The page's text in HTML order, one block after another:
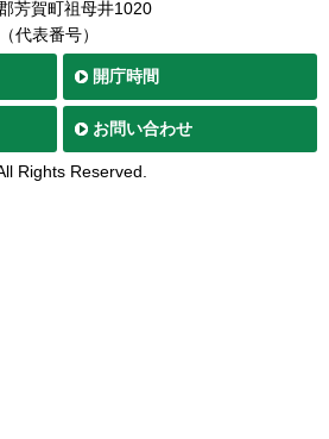
芳賀町祖母井1020
代表番号）
開庁時間
お問い合わせ
Rights Reserved.